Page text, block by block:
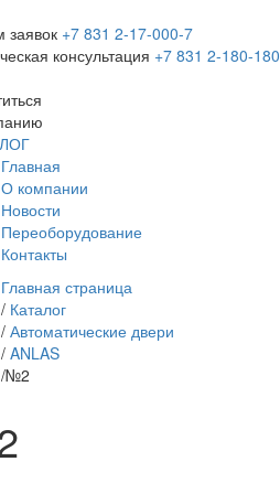
заявок +7 831 2-17-000-7
консультация +7 831 2-180-180
Главная
О компании
Новости
Переоборудование
Контакты
Главная страница
/ Каталог
/ Автоматические двери
/ ANLAS
/№2